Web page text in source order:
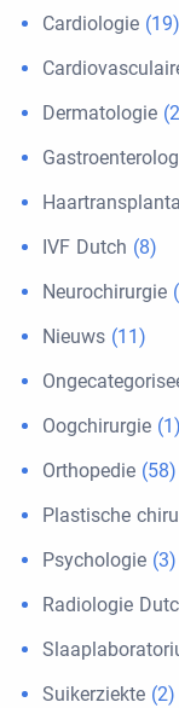
Cardiologie (19)
Dermatologie
IVF Dutch (8)
Neurochirurgie
Nieuws (11)
Oogchirurgie (1)
Orthopedie (58)
Plastische
Psychologie (3)
Radiologie
Suikerziekte (2)